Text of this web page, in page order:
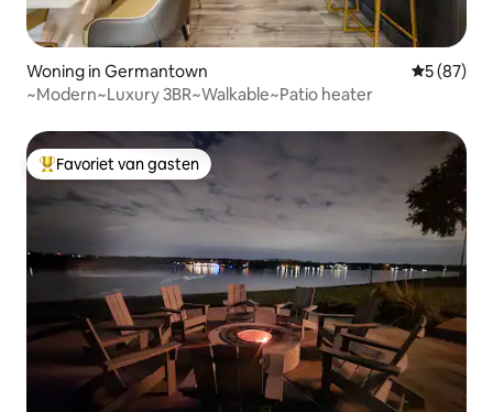
Woning in Germantown
5 (87)
~Modern~Luxury 3BR~Walkable~Patio heater
Topfavoriet van gasten
Favoriet van gasten